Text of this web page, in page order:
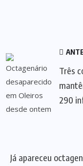
Três
290
Já apareceu